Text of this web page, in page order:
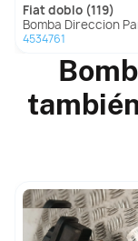
fiatdoblo (119)
Bomba Direccion Para
4534761